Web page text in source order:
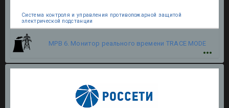
Система контроля и управления противопожарной защитой
электрической подстанции
МРВ 6. Монитор реального времени TRACE MODE